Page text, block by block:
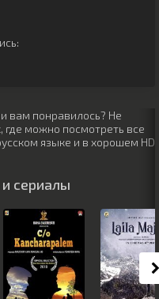
вам понравилось? Не
где можно посмотреть все
языке и в хорошем HD
сериалы